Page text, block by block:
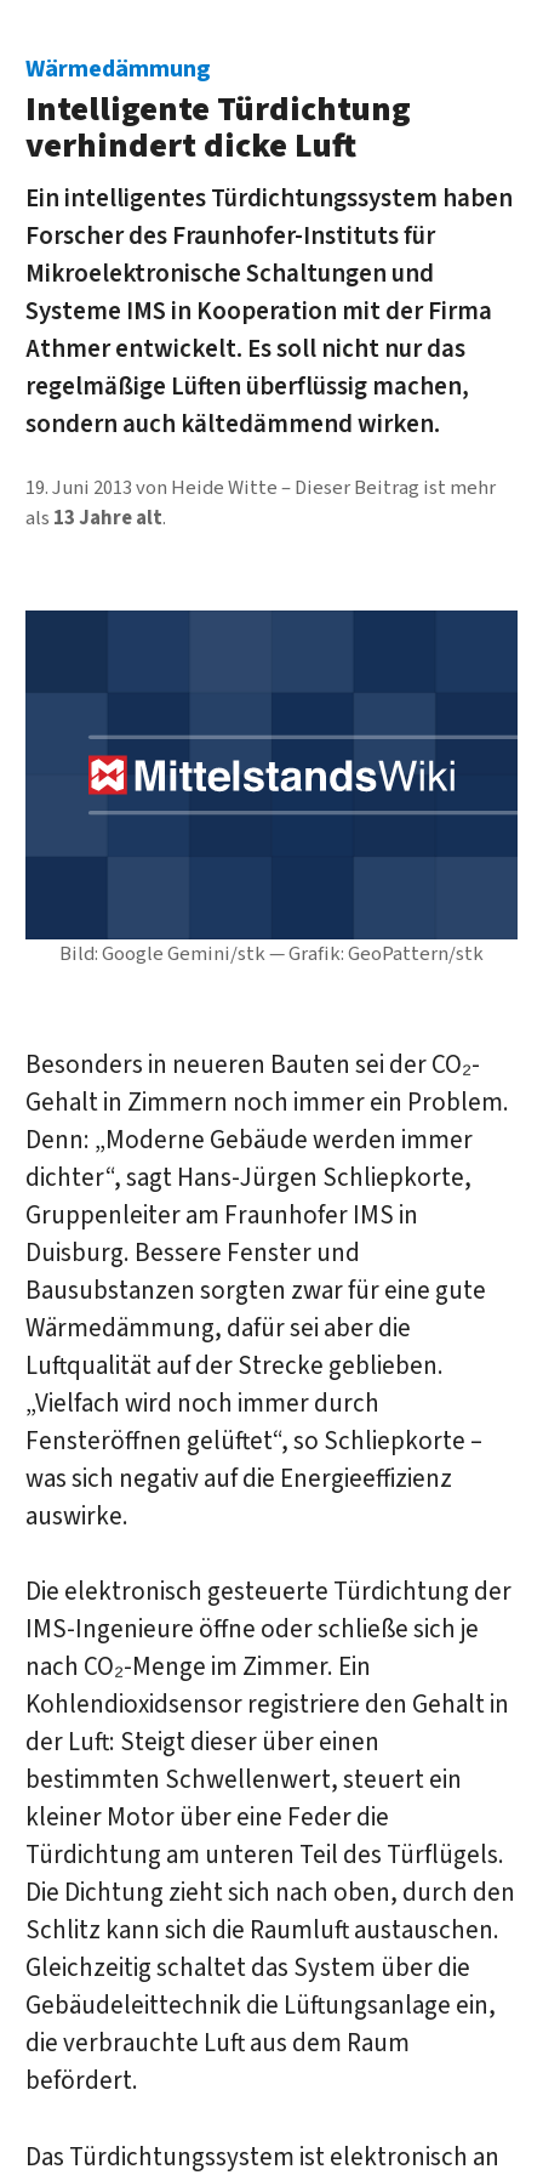
Bild: Google Gemini/stk — Grafik: GeoPattern/stk
Wärmedämmung
Intelligente Türdichtung
verhindert dicke Luft
Ein intelligentes Türdichtungssystem haben
Forscher des Fraunhofer-Instituts für
Mikroelektronische Schaltungen und
Systeme IMS in Kooperation mit der Firma
Athmer entwickelt. Es soll nicht nur das
regelmäßige Lüften überflüssig machen,
sondern auch kältedämmend wirken.
19. Juni 2013von Heide Witte
Dieser Beitrag ist mehr
als 13 Jahre alt.
Besonders in neueren Bauten sei der CO₂-
Gehalt in Zimmern noch immer ein Problem.
Denn: „Moderne Gebäude werden immer
dichter“, sagt Hans-Jürgen Schliepkorte,
Gruppenleiter am Fraunhofer IMS in
Duisburg. Bessere Fenster und
Bausubstanzen sorgten zwar für eine gute
Wärmedämmung, dafür sei aber die
Luftqualität auf der Strecke geblieben.
„Vielfach wird noch immer durch
Fensteröffnen gelüftet“, so Schliepkorte –
was sich negativ auf die Energieeffizienz
auswirke.
Die elektronisch gesteuerte Türdichtung der
IMS-Ingenieure öffne oder schließe sich je
nach CO₂-Menge im Zimmer. Ein
Kohlendioxidsensor registriere den Gehalt in
der Luft: Steigt dieser über einen
bestimmten Schwellenwert, steuert ein
kleiner Motor über eine Feder die
Türdichtung am unteren Teil des Türflügels.
Die Dichtung zieht sich nach oben, durch den
Schlitz kann sich die Raumluft austauschen.
Gleichzeitig schaltet das System über die
Gebäudeleittechnik die Lüftungsanlage ein,
die verbrauchte Luft aus dem Raum
befördert.
Das Türdichtungssystem ist elektronisch an